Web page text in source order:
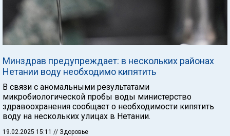
Минздрав предупреждает: в нескольких районах
Нетании воду необходимо кипятить
В связи с аномальными результатами
микробиологической пробы воды министерство
здравоохранения сообщает о необходимости кипятить
воду на нескольких улицах в Нетании.
19.02.2025 15:11 // Здоровье